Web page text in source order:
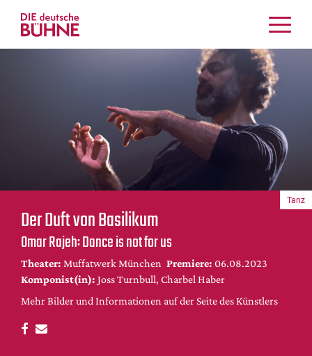
Crossover
Bühnenwelt
Festivals & Veranstaltungen
Menschen & Theater
Themen
Internationales
Nachrufe
Medientipps
DdB-map
Der Duft von Basilikum
Omar Rajeh: Dance is not for us
Theater: Muffatwerk München Premiere: 06.08.2023
Komponist(in): Joss Turnbull, Charbel Haber
Mehr Bilder und Informationen auf der Seite des Künstlers
Tanz